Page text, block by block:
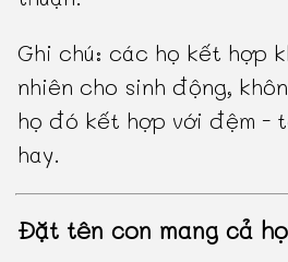
Ghi chú: các họ kết hợp
nhiên cho sinh động,
họ đó kết hợp với đệm -
hay.
Đặt tên con mang cả